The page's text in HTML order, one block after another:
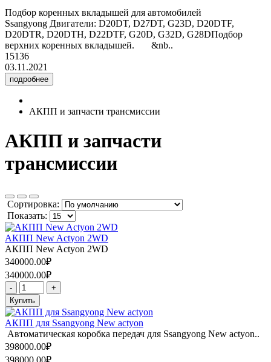
Подбор коренных вкладышей для автомобилей
Ssangyong Двигатели: D20DT, D27DT, G23D, D20DTF,
D20DTR, D20DTH, D22DTF, G20D, G32D, G28DПодбор
верхних коренных вкладышей. &nb..
15136
03.11.2021
подробнее
АКПП и запчасти трансмиссии
АКПП и запчасти
трансмиссии
Сортировка:
Показать:
АКПП New Actyon 2WD
АКПП New Actyon 2WD
340000.00₽
340000.00₽
-
+
Купить
АКПП для Ssangyong New actyon
Автоматическая коробка передач для Ssangyong New actyon..
398000.00₽
398000.00₽